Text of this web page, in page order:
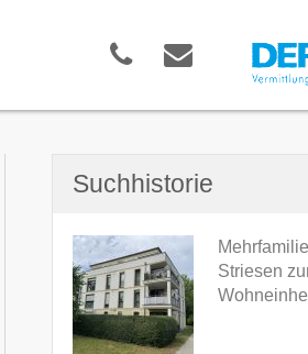
Suchhistorie
Striesen